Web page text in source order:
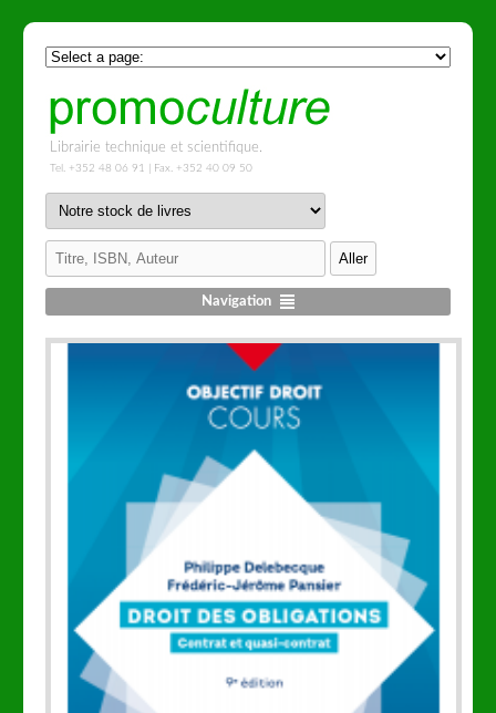
Librairie technique et scientifique.
Tel. +352 48 06 91 | Fax. +352 40 09 50
Navigation